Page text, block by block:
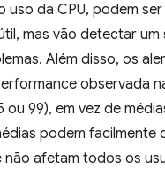
uso da CPU, podem ser
mas vão detectar
Além disso, os
observada
ou 99), em vez de
podem facilmente
não afetam todos os